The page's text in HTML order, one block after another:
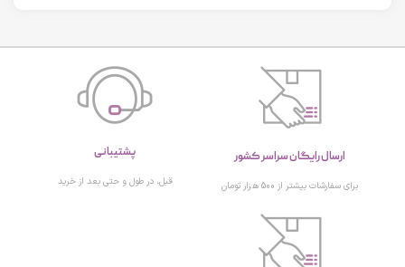
ارسال رایگان سراسر کشور
برای سفارشات بیشتر از 500 هزار تومان
پشتیبانی
قبل، در طول و حتی بعد از خرید